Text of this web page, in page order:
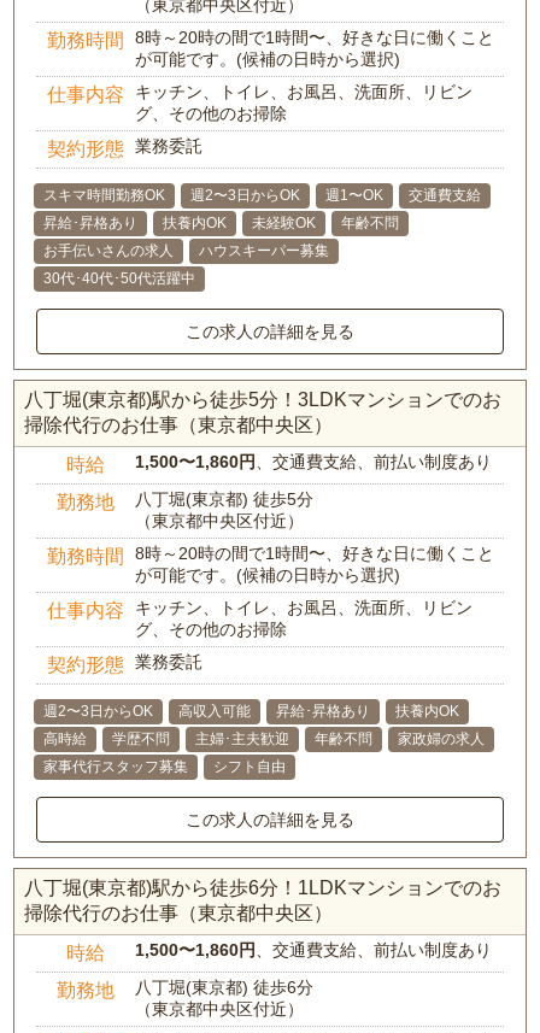
（東京都中央区付近）
勤務時間
8時～20時の間で1時間〜、好きな日に働くこと
が可能です。(候補の日時から選択)
仕事内容
キッチン、トイレ、お風呂、洗面所、リビン
グ、その他のお掃除
契約形態 業務委託
スキマ時間勤務OK 週2〜3日からOK 週1〜OK
交通費支給
昇給･昇格あり
扶養内OK 未経験OK
年齢不問
お手伝いさんの求人
ハウスキーパー募集
30代･40代･50代活躍中
この求人の詳細を見る
八丁堀(東京都)駅から徒歩5分！3LDKマンションでのお
掃除代行のお仕事（東京都中央区）
時給 1,500〜1,860円、交通費支給、前払い制度あり
勤務地
八丁堀(東京都) 徒歩5分
（東京都中央区付近）
勤務時間
8時～20時の間で1時間〜、好きな日に働くこと
が可能です。(候補の日時から選択)
仕事内容
キッチン、トイレ、お風呂、洗面所、リビン
グ、その他のお掃除
契約形態 業務委託
週2〜3日からOK 高収入可能 昇給･昇格あり
扶養内OK
高時給
学歴不問 主婦･主夫歓迎 年齢不問
家政婦の求人
家事代行スタッフ募集
シフト自由
この求人の詳細を見る
八丁堀(東京都)駅から徒歩6分！1LDKマンションでのお
掃除代行のお仕事（東京都中央区）
時給 1,500〜1,860円、交通費支給、前払い制度あり
勤務地
八丁堀(東京都) 徒歩6分
（東京都中央区付近）